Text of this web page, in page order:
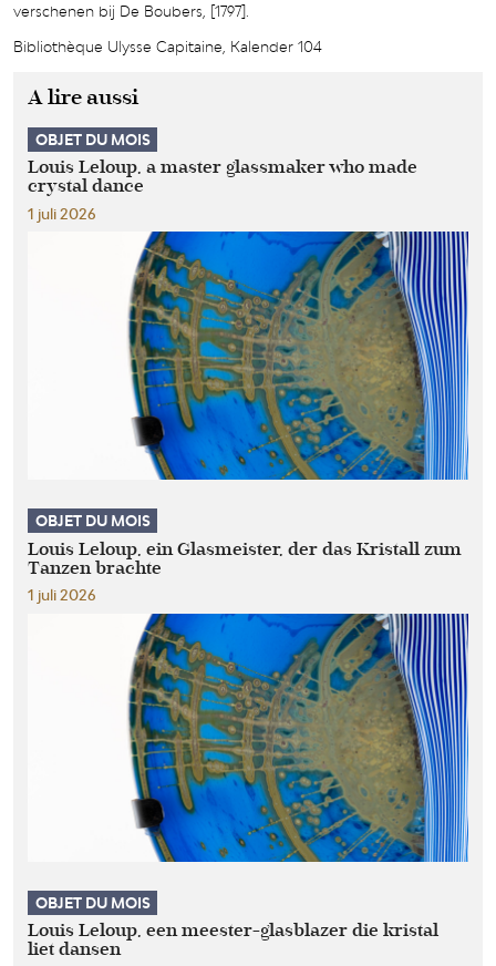
verschenen bij De Boubers, [1797].
Bibliothèque Ulysse Capitaine, Kalender 104
A lire aussi
OBJET DU MOIS
Louis Leloup, a master glassmaker who made
crystal dance
1 juli 2026
OBJET DU MOIS
Louis Leloup, ein Glasmeister, der das Kristall zum
Tanzen brachte
1 juli 2026
OBJET DU MOIS
Louis Leloup, een meester-glasblazer die kristal
liet dansen